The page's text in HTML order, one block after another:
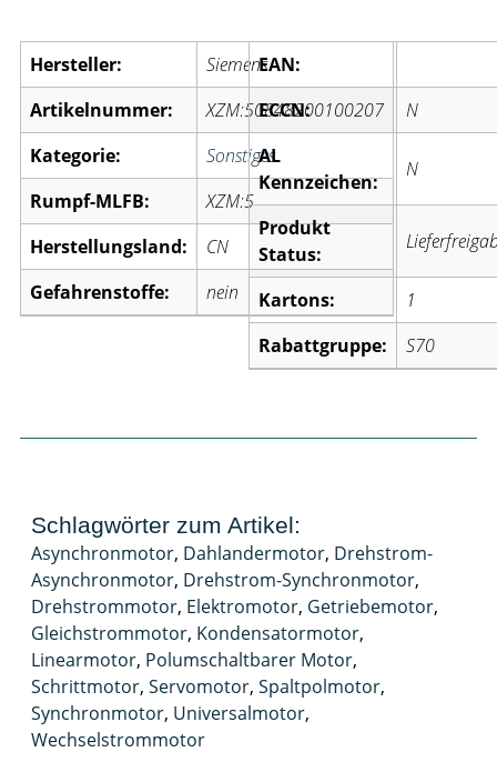
Hersteller:
Siemens
Artikelnummer:
XZM:50848200100207
Kategorie:
Sonstiges
Rumpf-MLFB:
XZM:5
Herstellungsland:
CN
Gefahrenstoffe:
nein
EAN:
ECCN:
N
AL
Kennzeichen:
N
Produkt
Status:
Kartons:
1
Rabattgruppe:
S70
Schlagwörter zum Artikel:
Asynchronmotor, Dahlandermotor, Drehstrom-
Asynchronmotor, Drehstrom-Synchronmotor,
Drehstrommotor, Elektromotor, Getriebemotor,
Gleichstrommotor, Kondensatormotor,
Linearmotor, Polumschaltbarer Motor,
Schrittmotor, Servomotor, Spaltpolmotor,
Synchronmotor, Universalmotor,
Wechselstrommotor